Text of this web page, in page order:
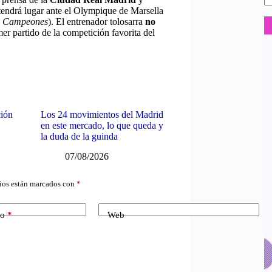
lugar ante el Olympique de Marsella
). El entrenador tolosarra no
partido de la competición favorita del
Los 24 movimientos del Madrid
en este mercado, lo que queda y
la duda de la guinda
07/08/2026
están marcados con *
* Web